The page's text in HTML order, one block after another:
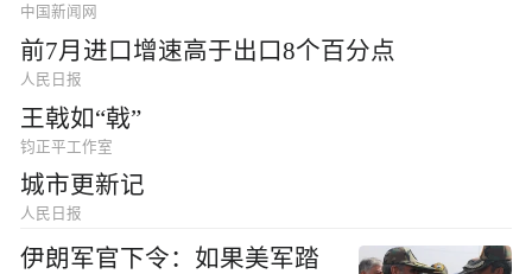
中国新闻网
前7月进口增速高于出口8个百分点
人民日报
王戟如“戟”
钧正平工作室
城市更新记
人民日报
伊朗军官下令：如果美军踏